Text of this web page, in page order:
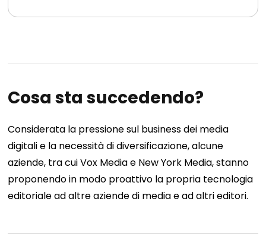
Cosa sta succedendo?
Considerata la pressione sul business dei media
digitali e la necessità di diversificazione, alcune
aziende, tra cui Vox Media e New York Media, stanno
proponendo in modo proattivo la propria tecnologia
editoriale ad altre aziende di media e ad altri editori.